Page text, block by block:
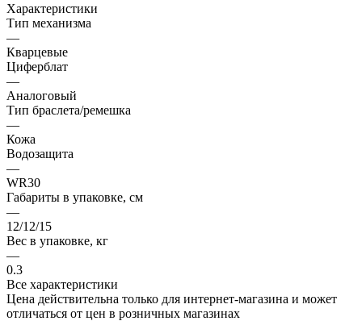
Характеристики
Тип механизма
—
Кварцевые
Циферблат
—
Аналоговый
Тип браслета/ремешка
—
Кожа
Водозащита
—
WR30
Габариты в упаковке, см
—
12/12/15
Вес в упаковке, кг
—
0.3
Все характеристики
Цена действительна только для интернет-магазина и может
отличаться от цен в розничных магазинах